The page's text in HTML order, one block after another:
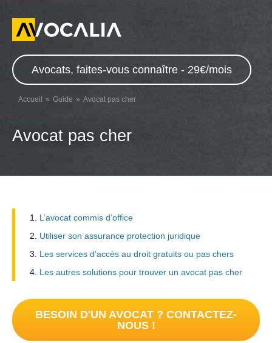
Avocats, faites-vous connaître - 29€/mois
Accueil Guide Avocat pas cher
Avocat pas cher
L’avocat commis d’office
Utiliser son assurance protection juridique
Les services d’accès au droit gratuits ou pas chers
Les autres solutions pour trouver un avocat pas cher
BESOIN D'UN AVOCAT ? CONTACTEZ-
NOUS !